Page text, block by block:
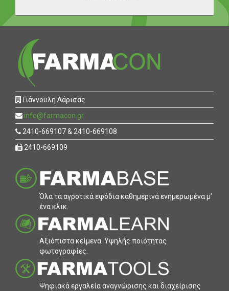
Γιάννουλη Λάρισας
info@farmacon.gr
2410-669107 & 2410-669108
2410-669109
Όλα τα αγροτικά εφόδια καθηµερινά ενηµερωµένα µ’
ένα κλικ.
Αξιόπιστα κείµενα. Υψηλής ποιότητας
φωτογραφίες.
Ψηφιακά εργαλεία αναγνώρισης και διαχείρισης